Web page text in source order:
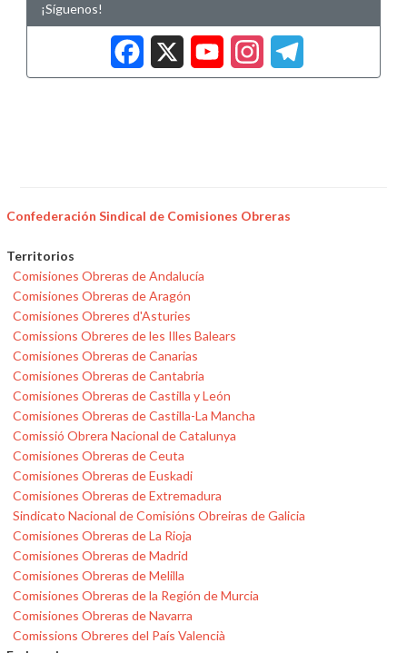
¡Síguenos!
Facebook
X
Confederación Sindical de Comisiones Obreras
Territorios
Comisiones Obreras de Andalucía
Comisiones Obreras de Aragón
Comisiones Obreres d'Asturies
Comissions Obreres de les Illes Balears
Comisiones Obreras de Canarias
Comisiones Obreras de Cantabria
Comisiones Obreras de Castilla y León
Comisiones Obreras de Castilla-La Mancha
Comissió Obrera Nacional de Catalunya
Comisiones Obreras de Ceuta
Comisiones Obreras de Euskadi
Comisiones Obreras de Extremadura
Sindicato Nacional de Comisións Obreiras de Galicia
Comisiones Obreras de La Rioja
Comisiones Obreras de Madrid
Comisiones Obreras de Melilla
Comisiones Obreras de la Región de Murcia
Comisiones Obreras de Navarra
Comissions Obreres del País Valencià